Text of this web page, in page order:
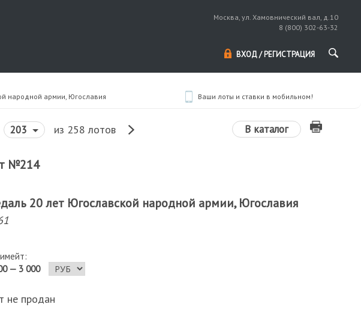
Москва, ул. Хамовнический вал, д.10
8 (800) 302-63-32
ВХОД / РЕГИСТРАЦИЯ
народной армии, Югославия Ваши лоты и ставки в мобильном!
203 из 258 лотов В каталог
№214
20 лет Югославской народной армии, Югославия
— 3 000
не продан